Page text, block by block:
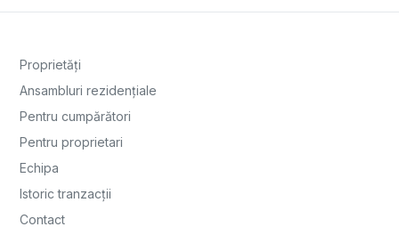
Proprietăți
Ansambluri rezidențiale
Pentru cumpărători
Pentru proprietari
Echipa
Istoric tranzacții
Contact